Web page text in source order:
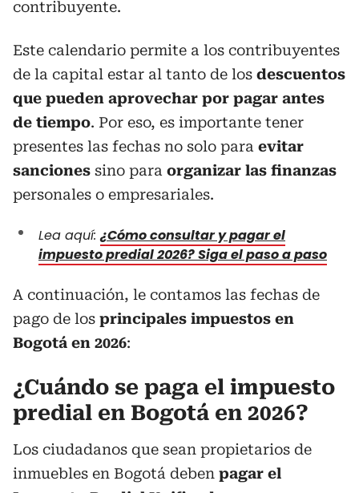
contribuyente.
Este calendario permite a los contribuyentes
de la capital estar al tanto de los descuentos
que pueden aprovechar por pagar antes
de tiempo. Por eso, es importante tener
presentes las fechas no solo para evitar
sanciones sino para organizar las finanzas
personales o empresariales.
Lea aquí:¿Cómo consultar y pagar el
impuesto predial 2026? Siga el paso a paso
A continuación, le contamos las fechas de
pago de los principales impuestos en
Bogotá en 2026:
¿Cuándo se paga el impuesto
predial en Bogotá en 2026?
Los ciudadanos que sean propietarios de
inmuebles en Bogotá deben pagar el